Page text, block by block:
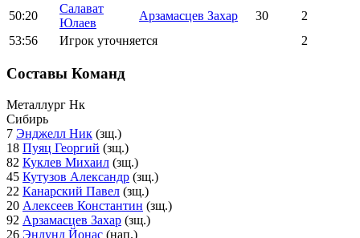
50:20
Салават
Юлаев
Арзамасцев Захар 30
2
53:56
Игрок уточняется 2
Составы Команд
Металлург Нк
Сибирь
7 Энджелл Ник (зщ.)
18 Пуяц Георгий (зщ.)
82 Куклев Михаил (зщ.)
45 Кутузов Александр (зщ.)
22 Канарский Павел (зщ.)
20 Алексеев Константин (зщ.)
92 Арзамасцев Захар (зщ.)
26 Энлунд Йонас (нап.)